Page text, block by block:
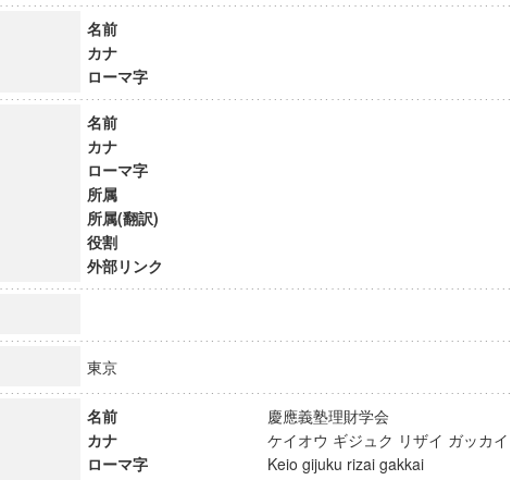
名前
カナ
ローマ字
名前
カナ
ローマ字
所属
所属(翻訳)
役割
外部リンク
東京
名前
慶應義塾理財学会
カナ
ケイオウ ギジュク リザイ ガッ
ローマ字
Keio gijuku rizai gakkai